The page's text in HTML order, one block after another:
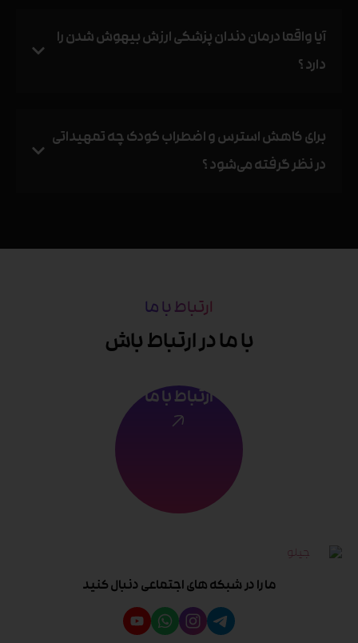
آیا واقعا درمان دندان پزشکی ارزش بیهوش شدن را
دارد ؟
برای کاهش استرس و اضطراب کودک چه تمهیداتی
در نظر گرفته می‌شود ؟
ارتباط با ما
با ما در ارتباط باش
ارتباط با ما
ما را در شبکه های اجتماعی دنبال کنید